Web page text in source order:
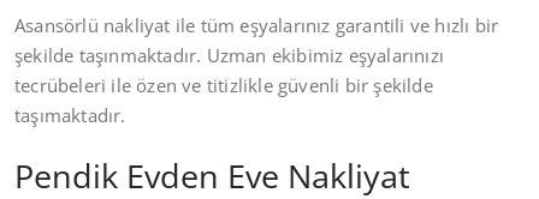
Asansörlü nakliyat ile tüm eşyalarınız garantili ve hızlı bir
şekilde taşınmaktadır. Uzman ekibimiz eşyalarınızı
tecrübeleri ile özen ve titizlikle güvenli bir şekilde
taşımaktadır.
Pendik Evden Eve Nakliyat